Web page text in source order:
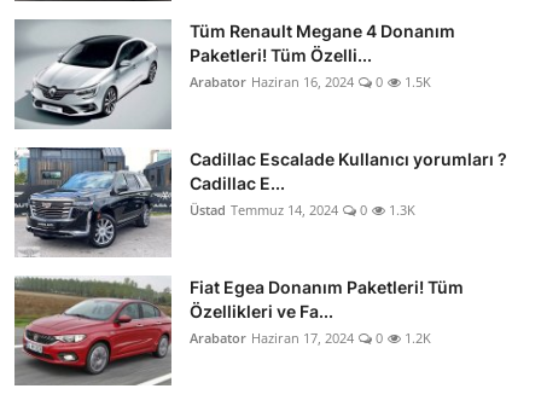
Tüm Renault Megane 4 Donanım
Paketleri! Tüm Özelli...
Arabator Haziran 16, 2024 0 1.5K
Cadillac Escalade Kullanıcı yorumları ?
Cadillac E...
Üstad Temmuz 14, 2024 0 1.3K
Fiat Egea Donanım Paketleri! Tüm
Özellikleri ve Fa...
Arabator Haziran 17, 2024 0 1.2K